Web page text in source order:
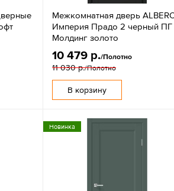
Межкомнатная дверь
Империя Прадо 2 черный ПГ
Молдинг золото
10 479 р./Полотно
11 030 р./Полотно
В корзину
Новинка